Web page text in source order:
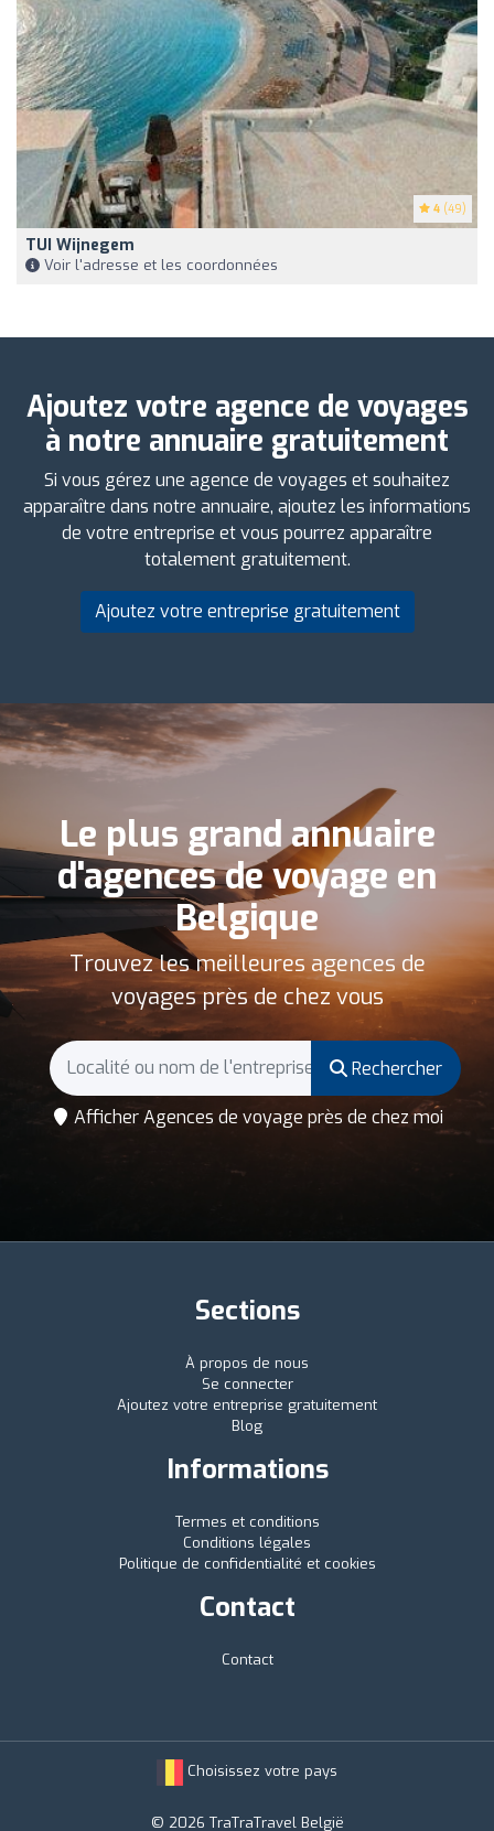
4 (49)
TUI Wijnegem
Voir l'adresse et les coordonnées
Ajoutez votre agence de voyages
à notre annuaire gratuitement
Si vous gérez une agence de voyages et souhaitez
apparaître dans notre annuaire, ajoutez les informations
de votre entreprise et vous pourrez apparaître
totalement gratuitement.
Ajoutez votre entreprise gratuitement
Le plus grand annuaire
d'agences de voyage en
Belgique
Trouvez les meilleures agences de
voyages près de chez vous
Rechercher
Afficher Agences de voyage près de chez moi
Sections
À propos de nous
Se connecter
Ajoutez votre entreprise gratuitement
Blog
Informations
Termes et conditions
Conditions légales
Politique de confidentialité et cookies
Contact
Contact
Choisissez votre pays
© 2026 TraTraTravel België